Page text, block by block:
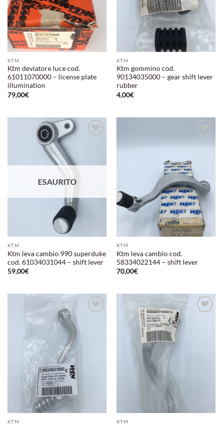
KTM
Ktm deviatore luce cod.
61011070000 – license plate
illumination
79,00€
KTM
Ktm gommino cod.
90134035000 – gear shift lever
rubber
4,00€
ESAURITO
KTM
Ktm leva cambio 990 superduke
cod. 61034031044 – shift lever
59,00€
desideri
KTM
Ktm leva cambio cod.
58334022144 – shift lever
70,00€
KTM KTM